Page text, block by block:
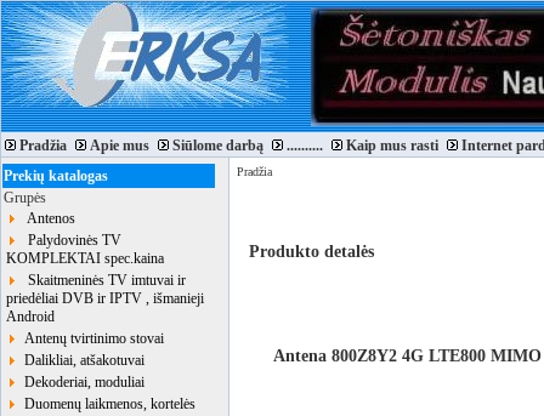
Pradžia Apie mus Siūlome darbą .......... Kaip mus rasti
Internet
Prekių katalogas
Grupės
Antenos
Palydovinės TV
KOMPLEKTAI spec.kaina
Skaitmeninės TV imtuvai ir
priedėliai DVB ir IPTV , išmanieji
Android
Antenų tvirtinimo stovai
Dalikliai, atšakotuvai
Dekoderiai, moduliai
Duomenų laikmenos, kortelės
Pradžia
Produkto detalės
Antena 800Z8Y2 4G LTE800 MIMO